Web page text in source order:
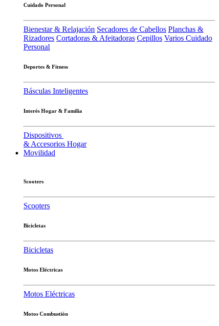
Cuidado Personal
Bienestar & Relajación Secadores de Cabellos Planchas &
Rizadores Cortadoras & Afeitadoras Cepillos Varios Cuidado
Personal
Deportes & Fitness
Básculas Inteligentes
Interés Hogar & Familia
Dispositivos
& Accesorios Hogar
Movilidad
Scooters
Scooters
Bicicletas
Bicicletas
Motos Eléctricas
Motos Eléctricas
Motos Combustión